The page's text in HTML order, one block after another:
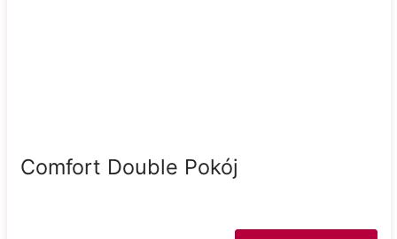
Comfort Double Pokój